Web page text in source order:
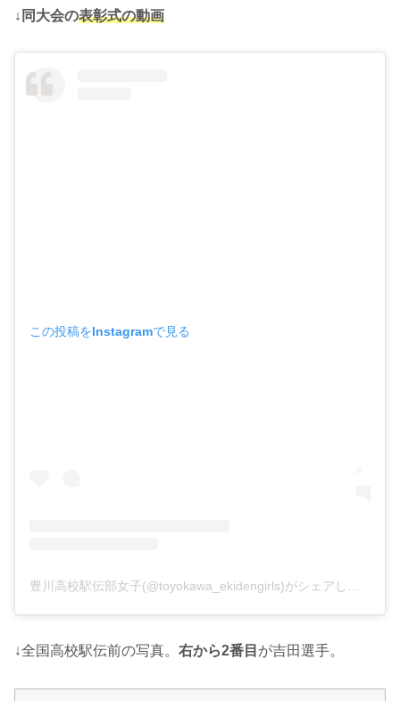
↓同大会の表彰式の動画
この投稿をInstagramで見る
↓全国高校駅伝前の写真。 右から2番目 が吉田選手。